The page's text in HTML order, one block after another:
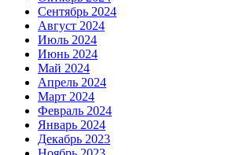
Сентябрь 2024
Август 2024
Июль 2024
Июнь 2024
Май 2024
Апрель 2024
Март 2024
Февраль 2024
Январь 2024
Декабрь 2023